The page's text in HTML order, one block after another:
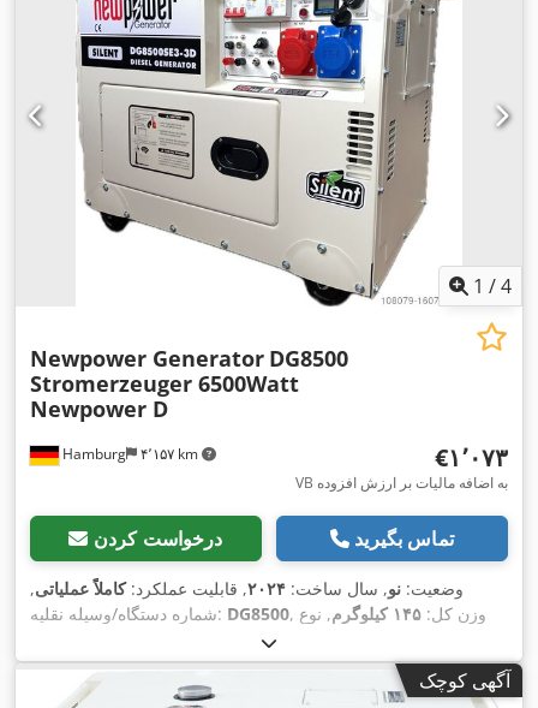
1 /4
Hamburg ۴٬۱۵۷ km
Newpower Generator DG8500
Stromerzeuger 6500Watt
Newpower D
‎€۱٬۰۷۳
VB به اضافه مالیات بر ارزش افزوده
درخواست کردن تماس بگیرید
وضعیت: نو, سال ساخت: ۲۰۲۴, قابلیت عملکرد:کاملاً عملیاتی,
شماره دستگاه/وسیله نقلیه: DG8500 , وزن کل: ۱۴۵ کیلوگرم
, نوع
۱۶ ل
(۸٫۱۶ اسب بخار)
, فرکانس خروجی:۵۰ هرتز
, نوع جریان خروجی:
سه فاز, توان اسمی:۶ کیلووات (۸٫۱۶ اسب بخار)
, توان نامی
آگهی کوچک